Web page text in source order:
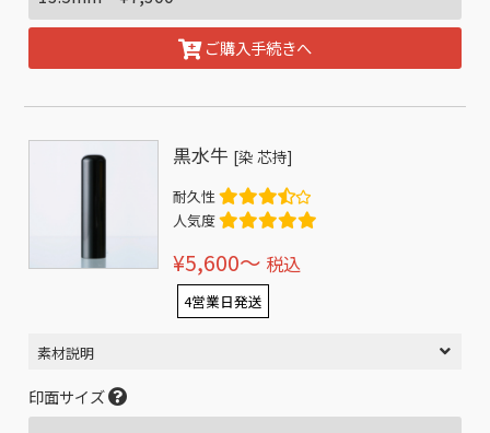
ご購入手続きへ
黒水牛 [染 芯持]
耐久性
人気度
¥5,600〜 税込
4営業日発送
素材説明
印面サイズ